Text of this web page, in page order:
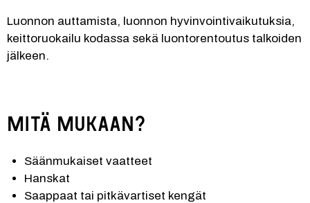
Luonnon auttamista, luonnon hyvinvointivaikutuksia,
keittoruokailu kodassa sekä luontorentoutus talkoiden
jälkeen.
Mitä mukaan?
Säänmukaiset vaatteet
Hanskat
Saappaat tai pitkävartiset kengät